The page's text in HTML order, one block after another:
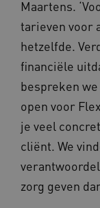
Maartens.
tarieven voor
hetzelfde.
financiële
bespreken
open voor
je veel
cliënt. We
zorg geven
FPID